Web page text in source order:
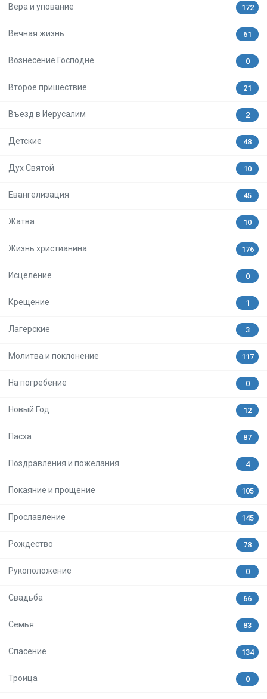
Вера и упование 172
Вечная жизнь 61
Вознесение Господне 0
Второе пришествие 21
Въезд в Иерусалим 2
Детские 48
Дух Святой 10
Евангелизация 45
Жатва 10
Жизнь христианина 176
Исцеление 0
Крещение 1
Лагерские 3
Молитва и поклонение 117
На погребение 0
Новый Год 12
Пасха 87
Поздравления и пожелания 4
Покаяние и прощение 105
Прославление 145
Рождество 78
Рукоположение 0
Свадьба 66
Семья 83
Спасение 134
Троица 0